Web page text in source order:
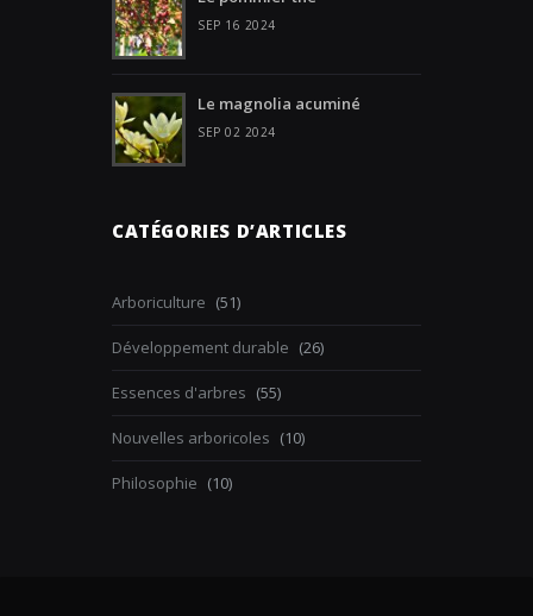
SEP 16 2024
Le magnolia acuminé
SEP 02 2024
CATÉGORIES D’ARTICLES
Arboriculture (51)
Développement durable (26)
Essences d'arbres (55)
Nouvelles arboricoles (10)
Philosophie (10)